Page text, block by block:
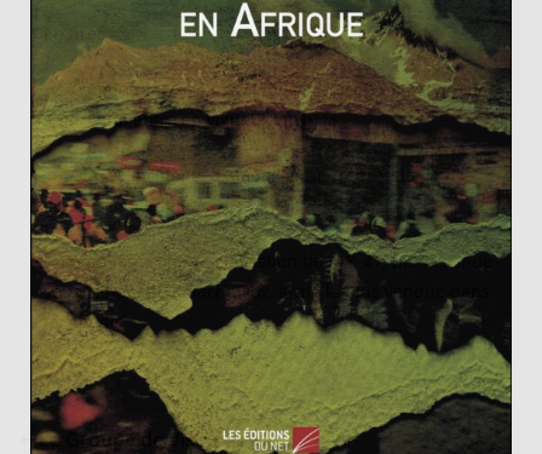
En bref :
→ Création du GATT (General Agreements on Tariffs and
Trade), qui entre en vigueur en 1948
→ Graves incidents à Madagascar : répression
organisée par la France
→ Première commercialisation de l’AK-47, plus connue
sous le nom de Kalachnikov, arme la plus vendue dans
le monde.
Le Groupe de Višegrad